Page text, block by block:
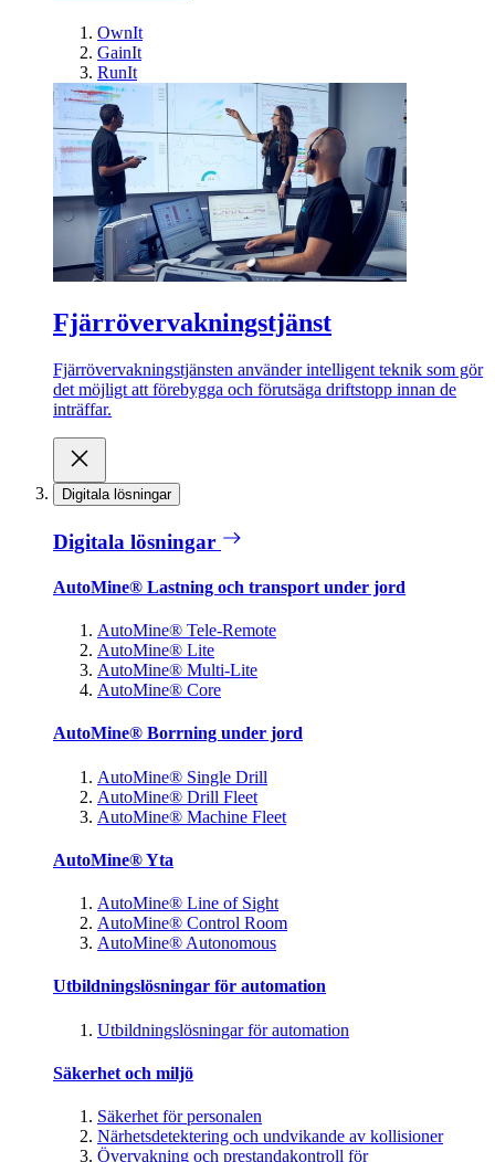
OwnIt
GainIt
RunIt
Fjärrövervakningstjänst
Fjärrövervakningstjänsten använder intelligent teknik som gör
det möjligt att förebygga och förutsäga driftstopp innan de
inträffar.
Digitala lösningar
Digitala lösningar
AutoMine® Lastning och transport under jord
AutoMine® Tele-Remote
AutoMine® Lite
AutoMine® Multi-Lite
AutoMine® Core
AutoMine® Borrning under jord
AutoMine® Single Drill
AutoMine® Drill Fleet
AutoMine® Machine Fleet
AutoMine® Yta
AutoMine® Line of Sight
AutoMine® Control Room
AutoMine® Autonomous
Utbildningslösningar för automation
Utbildningslösningar för automation
Säkerhet och miljö
Säkerhet för personalen
Närhetsdetektering och undvikande av kollisioner
Övervakning och prestandakontroll för